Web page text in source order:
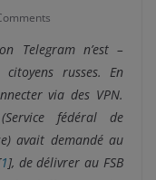
Telegram n’est –
russes. En
via des VPN.
fédéral de
avait demandé au
1], de délivrer au FSB